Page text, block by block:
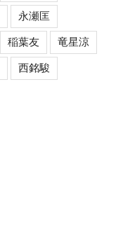
永瀬匡
稲葉友 竜星涼
西銘駿